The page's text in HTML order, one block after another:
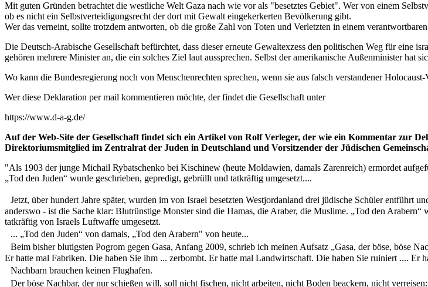
Mit guten Gründen betrachtet die westliche Welt Gaza nach wie vor als "besetztes Gebiet". Wer von einem
ob es nicht ein Selbstverteidigungsrecht der dort mit Gewalt eingekerkerten Bevölkerung gibt.
Wer das verneint, sollte trotzdem antworten, ob die große Zahl von Toten und Verletzten in einem
Die Deutsch-Arabische Gesellschaft befürchtet, dass dieser erneute Gewaltexzess den politischen Weg für eine
gehören mehrere Minister an, die ein solches Ziel laut aussprechen. Selbst der amerikanische Außenminister hat
Wo kann die Bundesregierung noch von Menschenrechten sprechen, wenn sie aus falsch verstandener
Wer diese Deklaration per mail kommentieren möchte, der findet die Gesellschaft unter
https://www.d-a-g.de/
Auf der Web-Site der Gesellschaft findet sich ein Artikel von Rolf Verleger, der wie ein Kommentar zur
Direktoriumsmitglied im Zentralrat der Juden in Deutschland und Vorsitzender der Jüdischen
"Als 1903 der junge Michail Rybatschenko bei Kischinew (heute Moldawien, damals Zarenreich) ermordet
„Tod den Juden“ wurde geschrieben, gepredigt, gebrüllt und tatkräftig umgesetzt....
Jetzt, über hundert Jahre später, wurden im von Israel besetzten Westjordanland drei jüdische Schüler entführt
anderswo - ist die Sache klar: Blutrünstige Monster sind die Hamas, die Araber, die Muslime. „Tod den
tatkräftig von Israels Luftwaffe umgesetzt.
... „Tod den Juden“ von damals, „Tod den Arabern" von heute...
Beim bisher blutigsten Pogrom gegen Gasa, Anfang 2009, schrieb ich meinen Aufsatz „Gasa, der böse, böse
Er hatte mal Fabriken. Die haben Sie ihm ... zerbombt. Er hatte mal Landwirtschaft. Die haben Sie ruiniert .... Er
Nachbarn brauchen keinen Flughafen.
Der böse Nachbar, der nur schießen will, soll nicht fischen, nicht arbeiten, nicht Boden beackern, nicht